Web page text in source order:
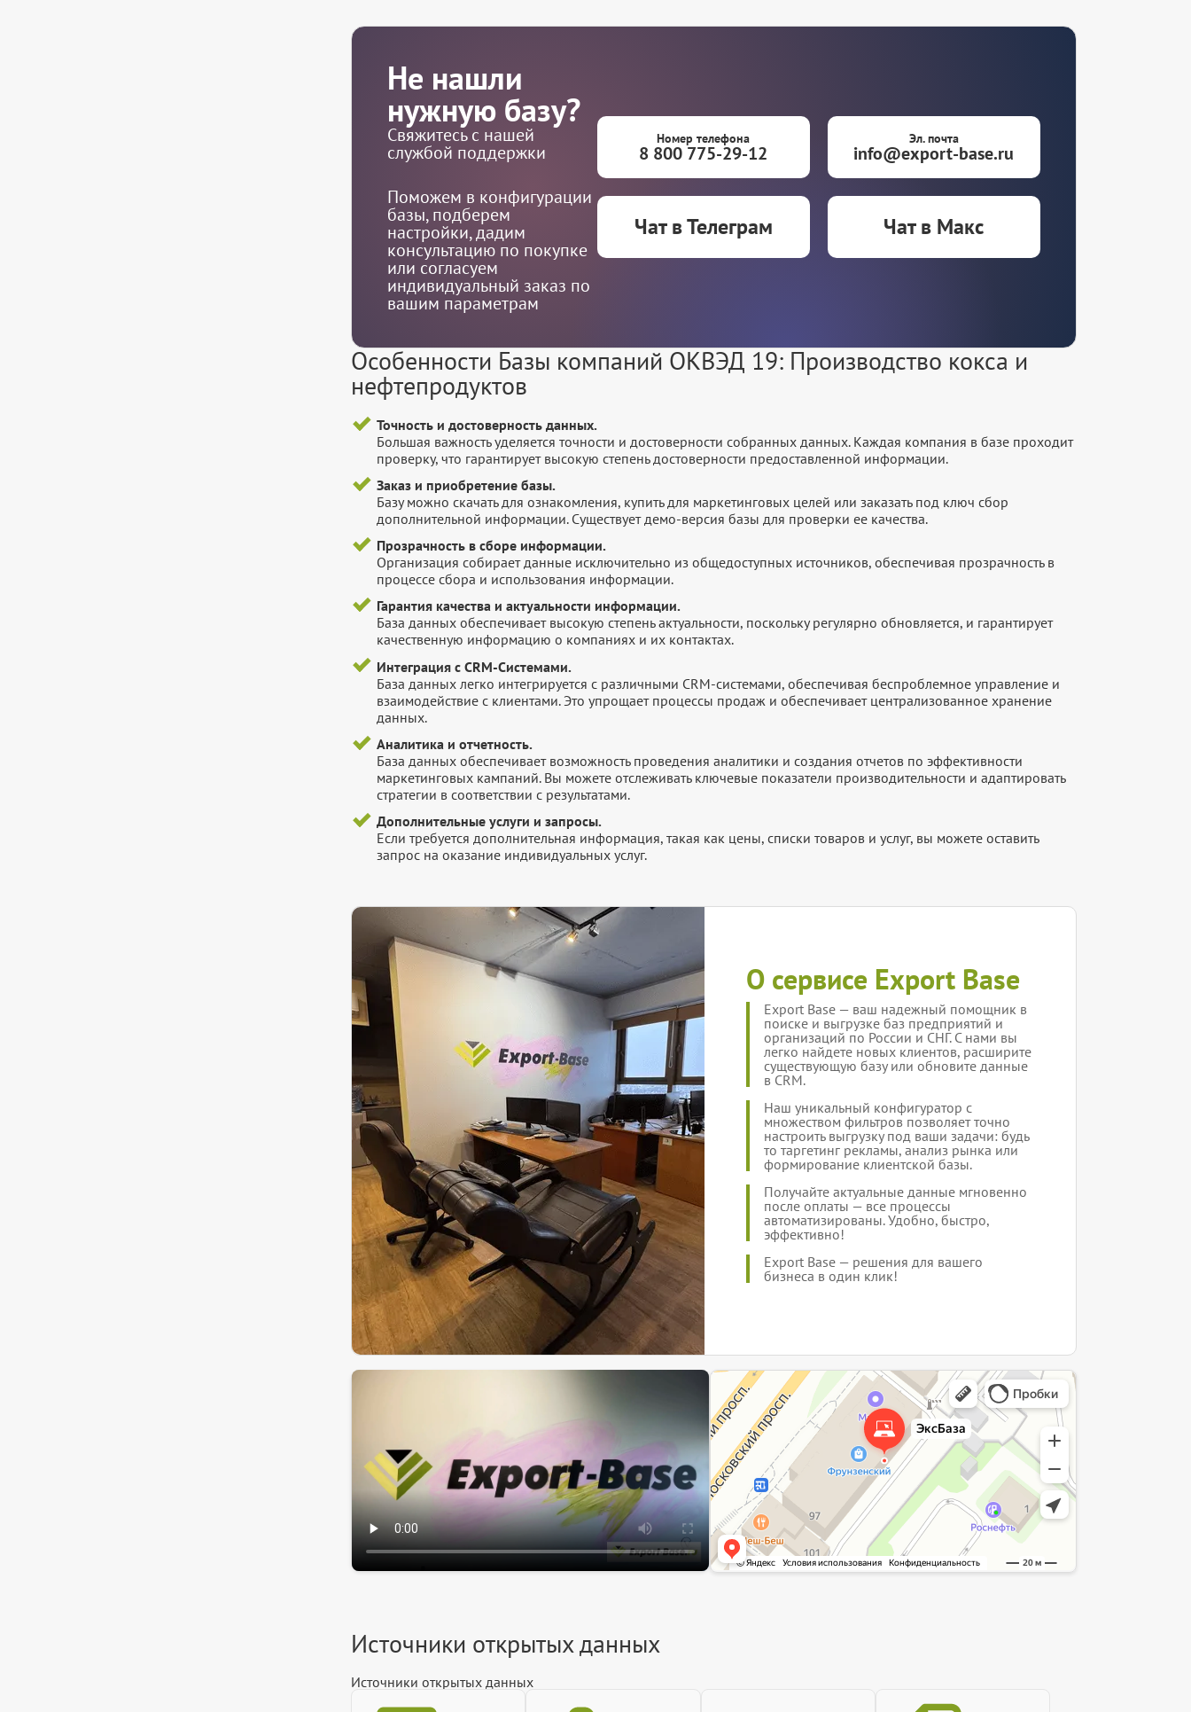
Не нашли
нужную базу?
Свяжитесь с нашей
службой поддержки
Поможем в конфигурации
базы, подберем
настройки, дадим
консультацию по покупке
или согласуем
индивидуальный заказ по
вашим параметрам
Номер телефона
8 800 775-29-12
Эл. почта
info@export-base.ru
Чат в Телеграм Чат в Макс
Особенности Базы компаний ОКВЭД 19: Производство кокса и
нефтепродуктов
Точность и достоверность данных.
Большая важность уделяется точности и достоверности собранных данных. Каждая компания в базе проходит
проверку, что гарантирует высокую степень достоверности предоставленной информации.
Заказ и приобретение базы.
Базу можно скачать для ознакомления, купить для маркетинговых целей или заказать под ключ сбор
дополнительной информации. Существует демо-версия базы для проверки ее качества.
Прозрачность в сборе информации.
Организация собирает данные исключительно из общедоступных источников, обеспечивая прозрачность в
процессе сбора и использования информации.
Гарантия качества и актуальности информации.
База данных обеспечивает высокую степень актуальности, поскольку регулярно обновляется, и гарантирует
качественную информацию о компаниях и их контактах.
Интеграция с CRM-Системами.
База данных легко интегрируется с различными CRM-системами, обеспечивая беспроблемное управление и
взаимодействие с клиентами. Это упрощает процессы продаж и обеспечивает централизованное хранение
данных.
Аналитика и отчетность.
База данных обеспечивает возможность проведения аналитики и создания отчетов по эффективности
маркетинговых кампаний. Вы можете отслеживать ключевые показатели производительности и адаптировать
стратегии в соответствии с результатами.
Дополнительные услуги и запросы.
Если требуется дополнительная информация, такая как цены, списки товаров и услуг, вы можете оставить
запрос на оказание индивидуальных услуг.
О сервисе Export Base
Export Base — ваш надежный помощник в
поиске и выгрузке баз предприятий и
организаций по России и СНГ. С нами вы
легко найдете новых клиентов, расширите
существующую базу или обновите данные
в CRM.
Наш уникальный конфигуратор с
множеством фильтров позволяет точно
настроить выгрузку под ваши задачи: будь
то таргетинг рекламы, анализ рынка или
формирование клиентской базы.
Получайте актуальные данные мгновенно
после оплаты — все процессы
автоматизированы. Удобно, быстро,
эффективно!
Export Base — решения для вашего
бизнеса в один клик!
ЭкспортБейз
Информационный интернет-сайт в Ярославле
Информационная служба в Ярославле
Источники открытых данных
Источники открытых данных